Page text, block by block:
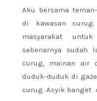
Aku bersama
di kawasan
masyarakat
sebenarnya sudah
curug, mainan air
duduk-duduk di
curug. Asyik banget